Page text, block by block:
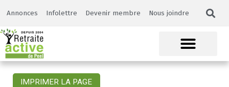
Annonces Infolettre Devenir membre Nous joindre
IMPRIMER LA PAGE